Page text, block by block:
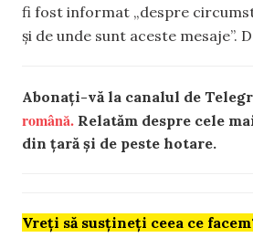
fi fost informat „despre
și de unde sunt aceste mesaje”.
Abonați-vă la canalul de
română. Relatăm despre cele
din țară și de peste hotare.
Vreți să susțineți ceea ce